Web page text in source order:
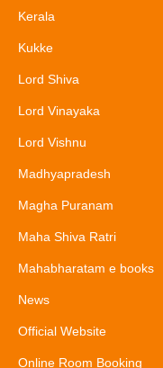
Kerala
Kukke
Lord Shiva
Lord Vinayaka
Lord Vishnu
Madhyapradesh
Magha Puranam
Maha Shiva Ratri
Mahabharatam e books
News
Official Website
Online Room Booking